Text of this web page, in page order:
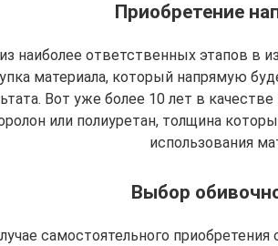
Приобретение
наиболее ответственных этапов в
материала, который напрямую
Вот уже более 10 лет в
или полиуретан, толщина
использования
Выбор
самостоятельного